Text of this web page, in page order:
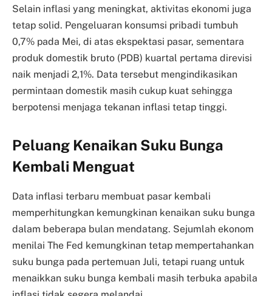
Selain inflasi yang meningkat, aktivitas ekonomi juga
tetap solid. Pengeluaran konsumsi pribadi tumbuh
0,7% pada Mei, di atas ekspektasi pasar, sementara
produk domestik bruto (PDB) kuartal pertama direvisi
naik menjadi 2,1%. Data tersebut mengindikasikan
permintaan domestik masih cukup kuat sehingga
berpotensi menjaga tekanan inflasi tetap tinggi.
Peluang Kenaikan Suku Bunga
Kembali Menguat
Data inflasi terbaru membuat pasar kembali
memperhitungkan kemungkinan kenaikan suku bunga
dalam beberapa bulan mendatang. Sejumlah ekonom
menilai The Fed kemungkinan tetap mempertahankan
suku bunga pada pertemuan Juli, tetapi ruang untuk
menaikkan suku bunga kembali masih terbuka apabila